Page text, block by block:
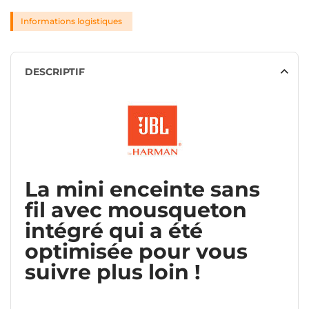
Informations logistiques
DESCRIPTIF
La mini enceinte sans
fil avec mousqueton
intégré qui a été
optimisée pour vous
suivre plus loin !